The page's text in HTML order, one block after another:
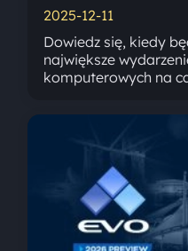
2025-12-11
Dowiedz się, kiedy
największe
komputerowych na